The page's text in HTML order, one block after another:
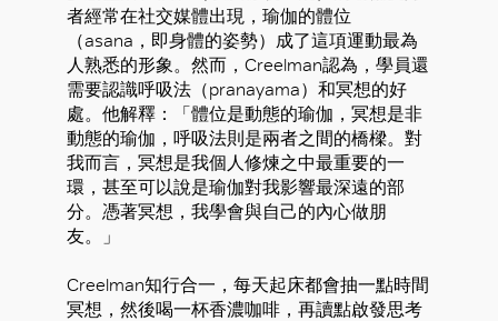
者經常在社交媒體出現，瑜伽的體位
（asana，即身體的姿勢）成了這項運動最為
人熟悉的形象。然而，Creelman認為，學員還
需要認識呼吸法（pranayama）和冥想的好
處。他解釋：「體位是動態的瑜伽，冥想是非
動態的瑜伽，呼吸法則是兩者之間的橋樑。對
我而言，冥想是我個人修煉之中最重要的一
環，甚至可以說是瑜伽對我影響最深遠的部
分。憑著冥想，我學會與自己的內心做朋
友。」
Creelman知行合一，每天起床都會抽一點時間
冥想，然後喝一杯香濃咖啡，再讀點啟發思考